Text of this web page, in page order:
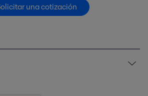
una cotización